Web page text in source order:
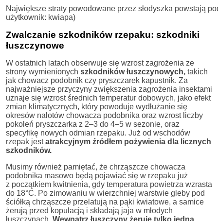
Największe straty powodowane przez słodyszka powstają
użytkownik: kwiapa)
Zwalczanie szkodników rzepaku: szkodniki
łuszczynowe
W ostatnich latach obserwuje się wzrost zagrożenia ze
strony wymienionych szkodników łuszczynowych, takich
jak chowacz podobnik czy pryszczarek kapustnik. Za
najważniejsze przyczyny zwiększenia zagrożenia insektami
uznaje się wzrost średnich temperatur dobowych, jako efekt
zmian klimatycznych, który powoduje wydłużanie się
okresów nalotów chowacza podobnika oraz wzrost liczby
pokoleń pryszczarka z 2–3 do 4–5 w sezonie, oraz
specyfikę nowych odmian rzepaku. Już od wschodów
rzepak jestatrakcyjnym źródłem pożywienia dla licznych
szkodników.
Musimy również pamiętać, że chrząszcze chowacza
podobnika masowo będą pojawiać się w rzepaku już
z początkiem kwitnienia, gdy temperatura powietrza wzrasta
do 18°C. Po zimowaniu w wierzchniej warstwie gleby pod
ściółką chrząszcze przelatują na pąki kwiatowe, a samice
żerują przed kopulacją i składają jaja w młodych